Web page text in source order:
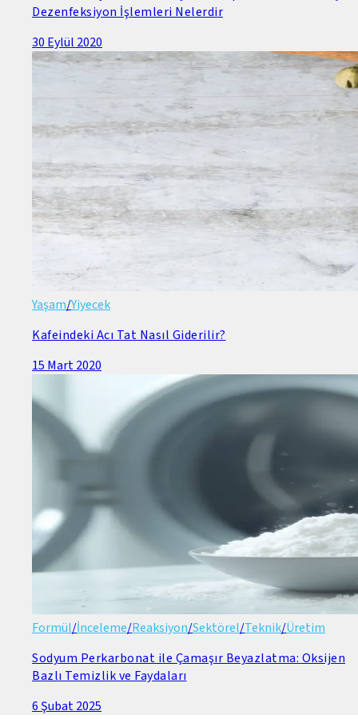
Dezenfeksiyon İşlemleri Nelerdir
30 Eylül 2020
Yaşam/Yiyecek
Kafeindeki Acı Tat Nasıl Giderilir?
15 Mart 2020
Formül/İnceleme/Reaksiyon/Sektörel/Teknik/Üretim
Sodyum Perkarbonat ile Çamaşır Beyazlatma: Oksijen
Bazlı Temizlik ve Faydaları
6 Şubat 2025